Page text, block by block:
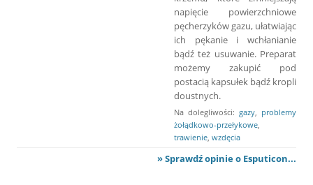
napięcie powierzchniowe
pęcherzyków gazu, ułatwiając
ich pękanie i wchłanianie
bądź też usuwanie. Preparat
możemy zakupić pod
postacią kapsułek bądź kropli
doustnych.
Na dolegliwości: gazy
problemy
żołądkowo-przełykowe
trawienie wzdęcia
» Sprawdź opinie o Esputicon...